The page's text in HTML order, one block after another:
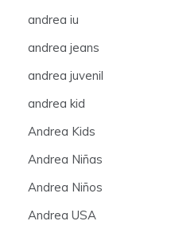
andrea iu
andrea jeans
andrea juvenil
andrea kid
Andrea Kids
Andrea Niñas
Andrea Niños
Andrea USA